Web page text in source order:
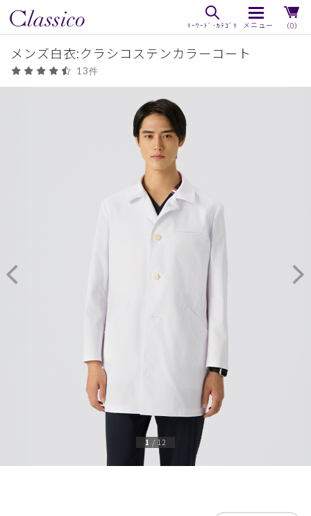
（0）
メンズ白衣:クラシコステンカラーコート
13件
1 / 12